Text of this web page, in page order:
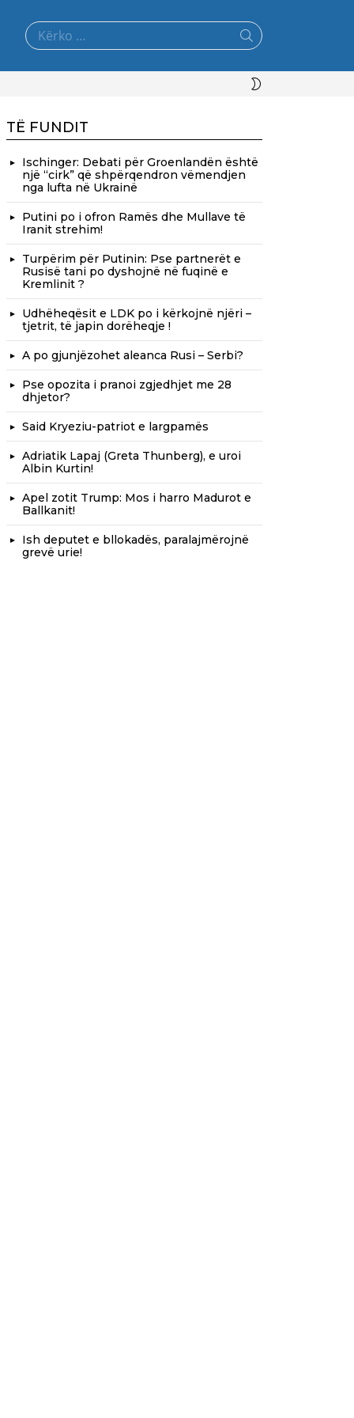
Search
for:
TË FUNDIT
Ischinger: Debati për Groenlandën është
një “cirk” që shpërqendron vëmendjen
nga lufta në Ukrainë
Putini po i ofron Ramës dhe Mullave të
Iranit strehim!
Turpërim për Putinin: Pse partnerët e
Rusisë tani po dyshojnë në fuqinë e
Kremlinit ?
Udhëheqësit e LDK po i kërkojnë njëri –
tjetrit, të japin dorëheqje !
A po gjunjëzohet aleanca Rusi – Serbi?
Pse opozita i pranoi zgjedhjet me 28
dhjetor?
Said Kryeziu-patriot e largpamës
Adriatik Lapaj (Greta Thunberg), e uroi
Albin Kurtin!
Apel zotit Trump: Mos i harro Madurot e
Ballkanit!
Ish deputet e bllokadës, paralajmërojnë
grevë urie!